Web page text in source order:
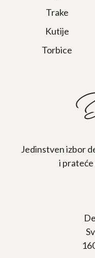
Trake
Kutije
Torbice
Jedinstven izbor
i